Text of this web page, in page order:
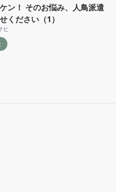
ン！ そのお悩み、人鳥派遣
ください（1）
ヒ